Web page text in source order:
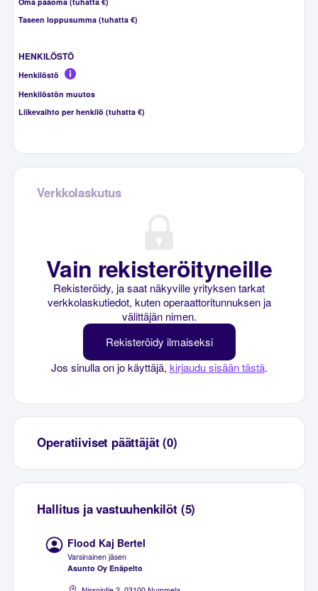
Taseen loppusumma (tuhatta €)
HENKILÖSTÖ
Henkilöstö
Henkilöstön muutos
Liikevaihto per henkilö (tuhatta €)
Verkkolaskutus
Vain rekisteröityneille
Rekisteröidy, ja saat näkyville yrityksen tarkat
verkkolaskutiedot, kuten operaattoritunnuksen ja
välittäjän nimen.
Rekisteröidy ilmaiseksi
Jos sinulla on jo käyttäjä, kirjaudu sisään tästä.
Operatiiviset päättäjät (0)
Hallitus ja vastuuhenkilöt (5)
Flood Kaj Bertel
Varsinainen jäsen
Asunto Oy Enäpelto